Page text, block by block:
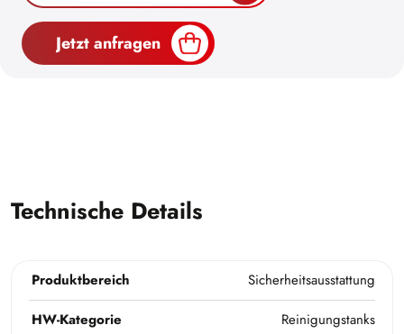
Jetzt anfragen
Technische Details
Produktbereich
Sicherheitsausstattung
HW-Kategorie
Reinigungstanks